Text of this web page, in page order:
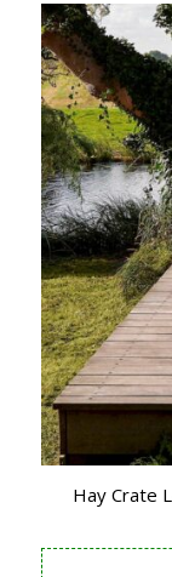
Hay Crate